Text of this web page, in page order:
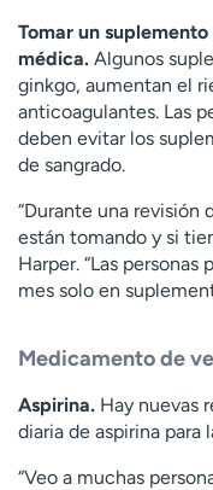
Tomar un
médica. Algunos
ginkgo, aumentan el
anticoagulantes. Las
deben evitar los
de sangrado.
“Durante una revisión
están tomando y si
Harper. “Las
mes solo en
Medicamento de
Aspirina. Hay nuevas
diaria de aspirina para
“Veo a muchas